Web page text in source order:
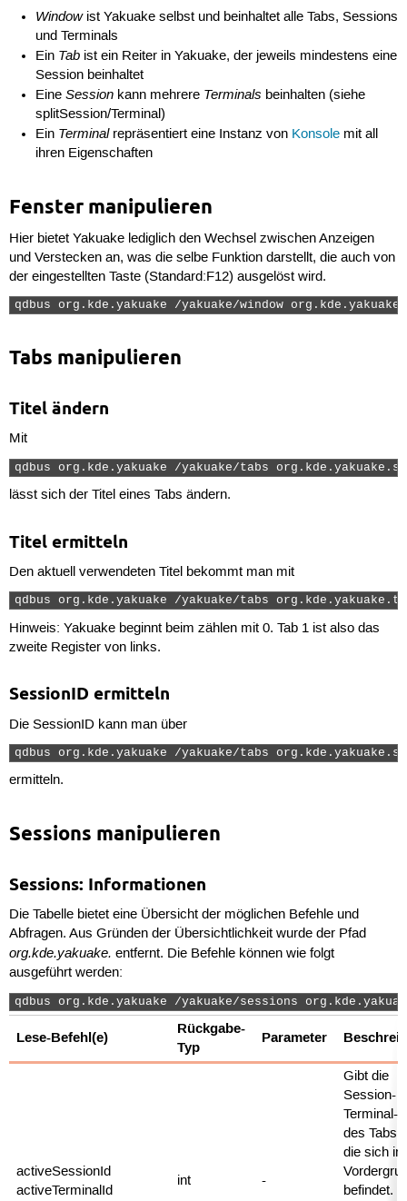
Windowist Yakuake selbst und beinhaltet alle Tabs, Sessions
und Terminals
Ein Tab ist ein Reiter in Yakuake, der jeweils mindestens eine
Session beinhaltet
EineSession kann mehrere Terminals beinhalten (siehe
splitSession/Terminal)
Ein Terminalrepräsentiert eine Instanz von Konsole mit all
ihren Eigenschaften
Fenster manipulieren
Hier bietet Yakuake lediglich den Wechsel zwischen Anzeigen
und Verstecken an, was die selbe Funktion darstellt, die auch von
der eingestellten Taste (Standard:F12) ausgelöst wird.
qdbus org.kde.yakuake /yakuake/window
Tabs manipulieren
Titel ändern
Mit
qdbus org.kde.yakuake /yakuake/tabs
lässt sich der Titel eines Tabs ändern.
Titel ermitteln
Den aktuell verwendeten Titel bekommt man mit
qdbus org.kde.yakuake /yakuake/tabs
Hinweis: Yakuake beginnt beim zählen mit 0. Tab 1 ist also das
zweite Register von links.
SessionID ermitteln
Die SessionID kann man über
qdbus org.kde.yakuake /yakuake/tabs
ermitteln.
Sessions manipulieren
Sessions: Informationen
Die Tabelle bietet eine Übersicht der möglichen Befehle und
Abfragen. Aus Gründen der Übersichtlichkeit wurde der Pfad
org.kde.yakuake. entfernt. Die Befehle können wie folgt
ausgeführt werden:
qdbus org.kde.yakuake /yakuake/sessions
Lese-Befehl(e)
Rückgabe-
Typ
Parameter
activeSessionId
activeTerminalId
int -
Gibt die
Session-
Terminal-
des Tabs
die sich im
befindet.